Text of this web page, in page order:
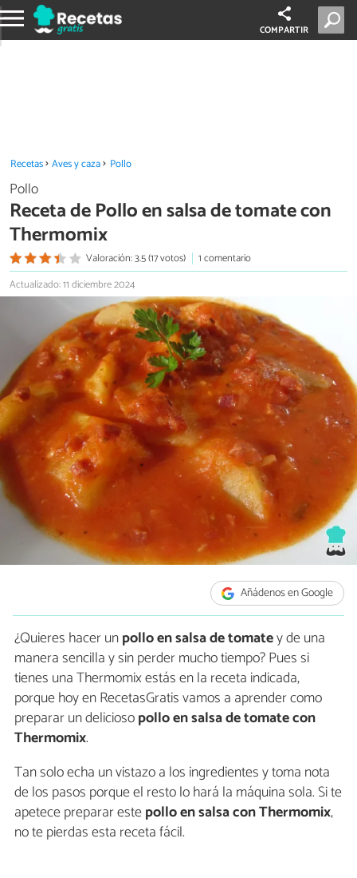
COMPARTIR
Recetas Aves y caza Pollo
Pollo
Receta de Pollo en salsa de tomate con
Thermomix
Valoración: 3.5 (17 votos)
1 comentario
Actualizado: 11 diciembre 2024
Añádenos en Google
¿Quieres hacer unpollo en salsa de tomatey de una
manera sencilla y sin perder mucho tiempo? Pues si
tienes una Thermomix estás en la receta indicada,
porque hoy en RecetasGratis vamos a aprender como
preparar un deliciosopollo en salsa de tomate con
Thermomix.
Tan solo echa un vistazo a los ingredientes y toma nota
de los pasos porque el resto lo hará la máquina sola. Si te
apetece preparar estepollo en salsa con Thermomix,
no te pierdas esta receta fácil.